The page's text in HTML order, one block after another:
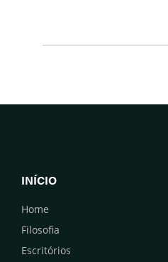
INÍCIO
Home
Filosofia
Escritórios